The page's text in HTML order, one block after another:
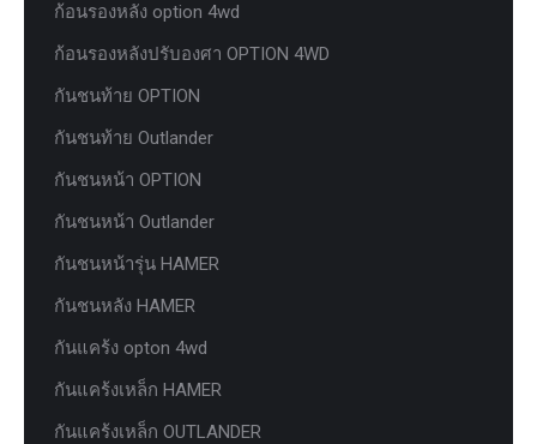
ก้อนรองหลัง option 4wd
ก้อนรองหลังปรับองศา OPTION 4WD
กันชนท้าย OPTION
กันชนท้าย Outlander
กันชนหน้า OPTION
กันชนหน้า Outlander
กันชนหน้ารุ่น HAMER
กันชนหลัง HAMER
กันแคร้ง opton 4wd
กันแคร้งเหล็ก HAMER
กันแคร้งเหล็ก OUTLANDER